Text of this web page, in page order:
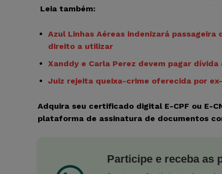
Leia também:
Azul Linhas Aéreas indenizará
direito a utilizar
Xanddy e Carla Perez devem pagar dívida
Juiz rejeita queixa-crime oferecida por
Adquira seu certificado digital E-CPF ou E-
plataforma de assinatura de documentos
Participe e receba as